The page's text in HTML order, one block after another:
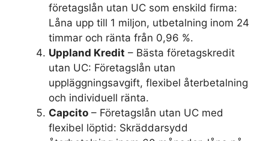
företagslån utan UC som enskild firma:
Låna upp till 1 miljon, utbetalning inom 24
timmar och ränta från 0,96 %.
Uppland Kredit – Bästa företagskredit
utan UC: Företagslån utan
uppläggningsavgift, flexibel återbetalning
och individuell ränta.
Capcito – Företagslån utan UC med
flexibel löptid: Skräddarsydd